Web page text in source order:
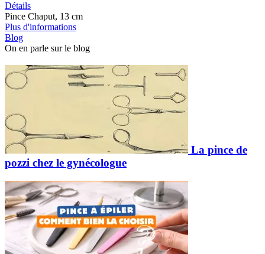
Détails
Pince Chaput, 13 cm
Plus d'informations
Blog
On en parle sur le blog
La pince de
pozzi chez le gynécologue